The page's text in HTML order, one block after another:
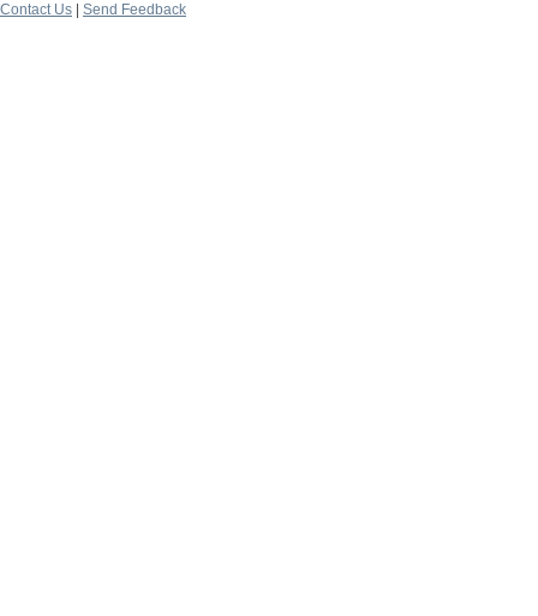
Contact Us
Send Feedback